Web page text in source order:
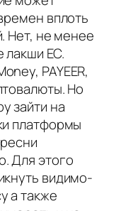
вплоть
Нет, не менее
лакши ЕС.
PAYEER,
Но
зайти на
платформы
Для этого
видимо-
а также